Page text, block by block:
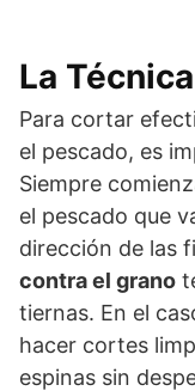
La
Para cortar
el pescado, es
Siempre
el pescado que
dirección de las
contra el grano
tiernas. En el
hacer cortes
espinas sin